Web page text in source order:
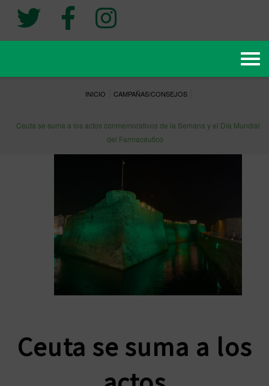
INICIO CAMPAÑAS/CONSEJOS
Ceuta se suma a los actos conmemorativos de la Semana y el Día Mundial
del Farmacéutico
Ceuta se suma a los